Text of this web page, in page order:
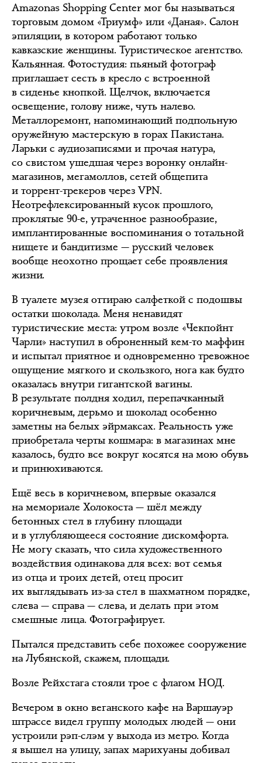
Amazonas Shopping Center мог бы называться
торговым домом «Триумф» или «Даная». Салон
эпиляции, в котором работают только
кавказские женщины. Туристическое агентство.
Кальянная. Фотостудия: пьяный фотограф
приглашает сесть в кресло с встроенной
в сиденье кнопкой. Щелчок, включается
освещение, голову ниже, чуть налево.
Металлоремонт, напоминающий подпольную
оружейную мастерскую в горах Пакистана.
Ларьки с аудиозаписями и прочая натура,
со свистом ушедшая через воронку онлайн-
магазинов, мегамоллов, сетей общепита
и торрент-трекеров через VPN.
Неотрефлексированный кусок прошлого,
проклятые 90-е, утраченное разнообразие,
имплантированные воспоминания о тотальной
нищете и бандитизме — русский человек
вообще неохотно прощает себе проявления
жизни.
В туалете музея оттираю салфеткой с подошвы
остатки шоколада. Меня ненавидят
туристические места: утром возле «Чекпойнт
Чарли» наступил в оброненный кем-то маффин
и испытал приятное и одновременно тревожное
ощущение мягкого и скользкого, нога как будто
оказалась внутри гигантской вагины.
В результате полдня ходил, перепачканный
коричневым, дерьмо и шоколад особенно
заметны на белых эйрмаксах. Реальность уже
приобретала черты кошмара: в магазинах мне
казалось, будто все вокруг косятся на мою обувь
и принюхиваются.
Ещё весь в коричневом, впервые оказался
на мемориале Холокоста — шёл между
бетонных стел в глубину площади
и в углубляющееся состояние дискомфорта.
Не могу сказать, что сила художественного
воздействия одинакова для всех: вот семья
из отца и троих детей, отец просит
их выглядывать из-за стел в шахматном порядке,
слева — справа — слева, и делать при этом
смешные лица. Фотографирует.
Пытался представить себе похожее сооружение
на Лубянской, скажем, площади.
Возле Рейхстага стояли трое с флагом НОД.
Вечером в окно веганского кафе на Варшауэр
штрассе видел группу молодых людей — они
устроили рэп-слэм у выхода из метро. Когда
я вышел на улицу, запах марихуаны добивал